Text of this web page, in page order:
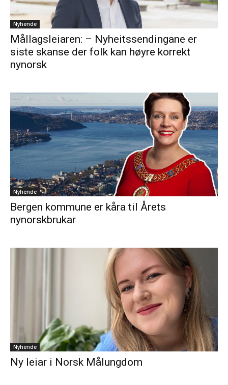
Nyhende
Mållagsleiaren: – Nyheitssendingane er
siste skanse der folk kan høyre korrekt
nynorsk
Nyhende
Bergen kommune er kåra til Årets
nynorskbrukar
Nyhende
Ny leiar i Norsk Målungdom